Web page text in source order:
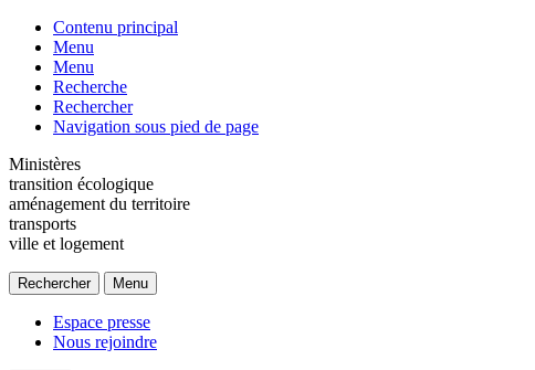
Contenu principal
Menu
Menu
Recherche
Rechercher
Navigation sous pied de page
Ministères
transition écologique
aménagement du territoire
transports
ville et logement
Rechercher Menu
Espace presse
Nous rejoindre